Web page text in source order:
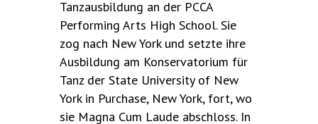
Tanzausbildung an der PCCA
Performing Arts High School. Sie
zog nach New York und setzte ihre
Ausbildung am Konservatorium für
Tanz der State University of New
York in Purchase, New York, fort, wo
sie Magna Cum Laude abschloss. In